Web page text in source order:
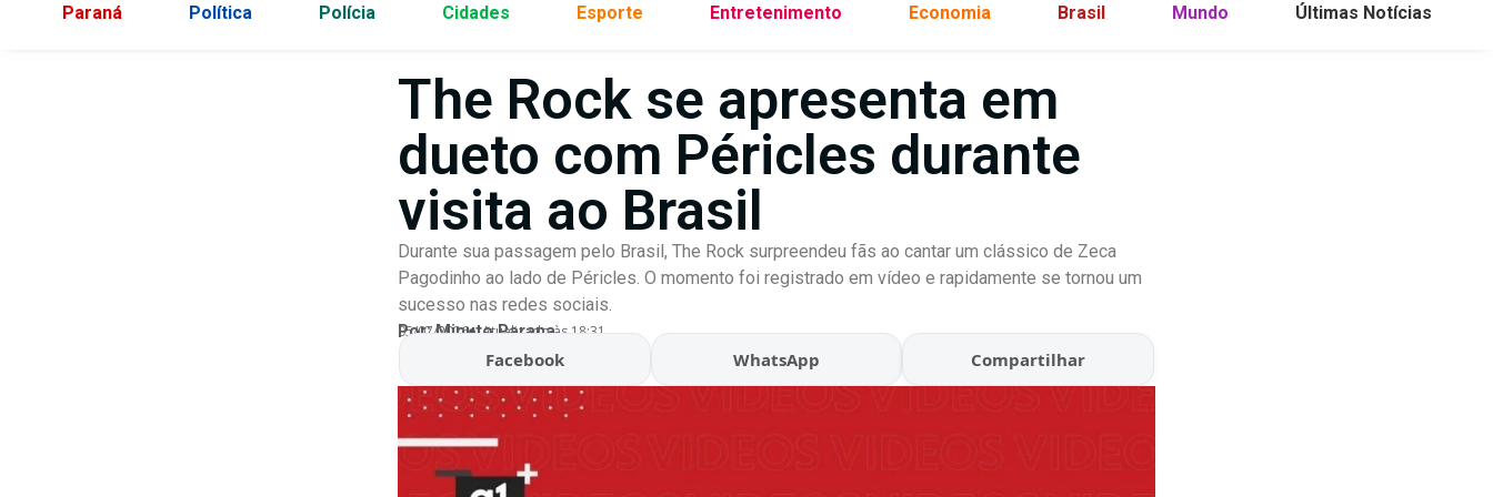
Paraná Política Polícia Cidades Esporte Entretenimento Economia Brasil Mundo Últimas Notícias
The Rock se apresenta em
dueto com Péricles durante
visita ao Brasil
Durante sua passagem pelo Brasil, The Rock surpreendeu fãs ao cantar um clássico de Zeca
Pagodinho ao lado de Péricles. O momento foi registrado em vídeo e rapidamente se tornou um
sucesso nas redes sociais.
Por:Minuto Parana
05/07/2026 Atualizado às 18:31
Facebook WhatsApp Compartilhar